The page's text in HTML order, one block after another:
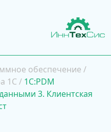
обеспечение /
1С / 1С:PDM
3. Клиентская